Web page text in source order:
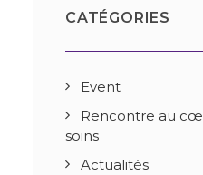
CATÉGORIES
Event
Rencontre au
soins
Actualités